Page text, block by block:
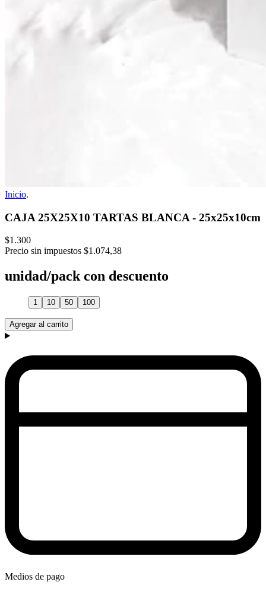
Inicio.
CAJA 25X25X10 TARTAS BLANCA - 25x25x10cm
$1.300
Precio sin impuestos $1.074,38
unidad/pack con descuento
1 10 50 100
Agregar al carrito
Medios de pago